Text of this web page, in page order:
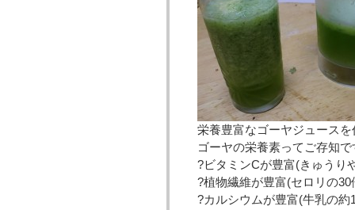
栄養豊富なゴーヤジュース
ゴーヤの栄養素ってご存知で
?ビタミンCが豊富(きゅう
?植物繊維が豊富(セロリの
?カルシウムが豊富(牛乳の